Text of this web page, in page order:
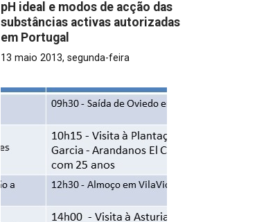
pH ideal e modos de acção das
substâncias activas autorizadas
em Portugal
13 maio 2013, segunda-feira